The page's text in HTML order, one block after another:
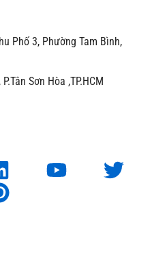
Phố 3, Phường Tam Bình,
Sơn Hòa ,TP.HCM